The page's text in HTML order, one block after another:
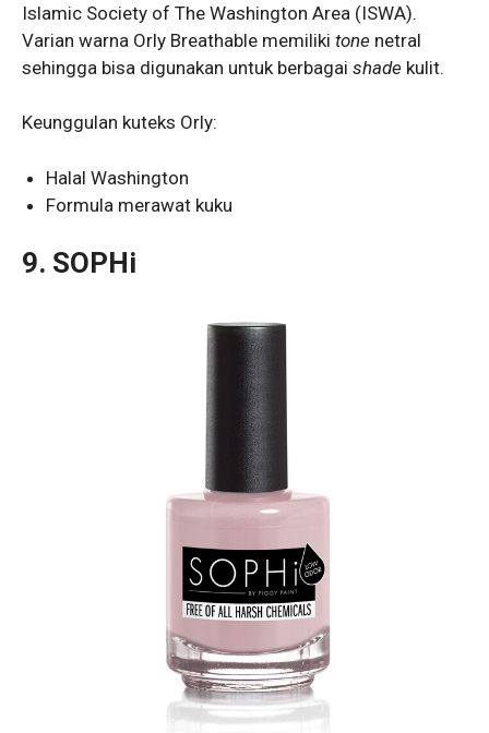
Islamic Society of The Washington Area (ISWA).
Varian warna Orly Breathable memiliki tone netral
sehingga bisa digunakan untuk berbagai shade kulit.
Keunggulan kuteks Orly:
Halal Washington
Formula merawat kuku
9. SOPHi